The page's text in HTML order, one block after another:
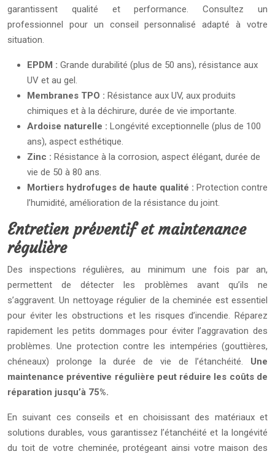
garantissent qualité et performance. Consultez un
professionnel pour un conseil personnalisé adapté à votre
situation.
EPDM : Grande durabilité (plus de 50 ans), résistance aux
UV et au gel.
Membranes TPO : Résistance aux UV, aux produits
chimiques et à la déchirure, durée de vie importante.
Ardoise naturelle : Longévité exceptionnelle (plus de 100
ans), aspect esthétique.
Zinc : Résistance à la corrosion, aspect élégant, durée de
vie de 50 à 80 ans.
Mortiers hydrofuges de haute qualité : Protection contre
l’humidité, amélioration de la résistance du joint.
Entretien préventif et maintenance
régulière
Des inspections régulières, au minimum une fois par an,
permettent de détecter les problèmes avant qu’ils ne
s’aggravent. Un nettoyage régulier de la cheminée est essentiel
pour éviter les obstructions et les risques d’incendie. Réparez
rapidement les petits dommages pour éviter l’aggravation des
problèmes. Une protection contre les intempéries (gouttières,
chéneaux) prolonge la durée de vie de l’étanchéité. Une
maintenance préventive régulière peut réduire les coûts de
réparation jusqu’à 75%.
En suivant ces conseils et en choisissant des matériaux et
solutions durables, vous garantissez l’étanchéité et la longévité
du toit de votre cheminée, protégeant ainsi votre maison des